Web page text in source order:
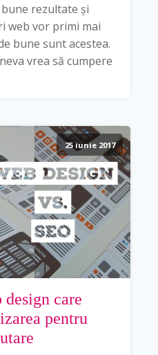
rezultate și
web vor primi mai
bune sunt acestea.
vrea să cumpere
25 iunie 2017
design care
pentru